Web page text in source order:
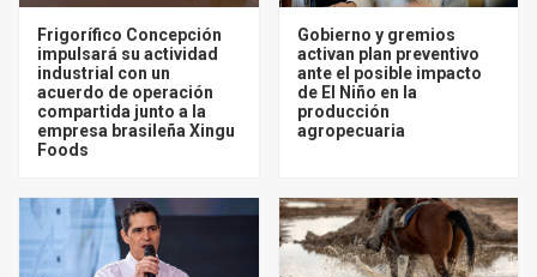
Frigorífico Concepción
impulsará su actividad
industrial con un
acuerdo de operación
compartida junto a la
empresa brasileña Xingu
Foods
Gobierno y gremios
activan plan preventivo
ante el posible impacto
de El Niño en la
producción
agropecuaria